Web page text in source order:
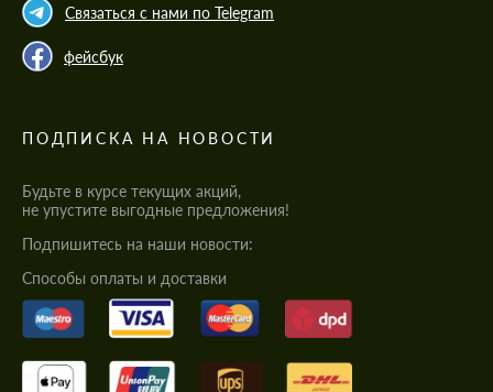
Связаться с нами по Telegram
фейсбук
ПОДПИСКА НА НОВОСТИ
Будьте в курсе текущих акций,
не упустите выгодные предложения!
Подпишитесь на наши новости:
Cпособы оплаты и доставки